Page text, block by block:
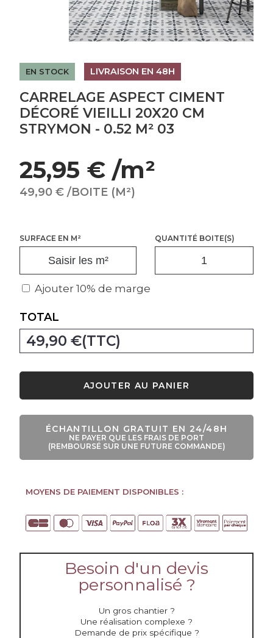
EN STOCK LIVRAISON EN 48H
CARRELAGE ASPECT CIMENT
DÉCORÉ VIEILLI 20X20 CM
STRYMON - 0.52 M² 03
25,95 € /m²
49,90 € /BOITE (M²)
SURFACE EN M² QUANTITÉ BOITE(S)
Ajouter 10% de marge
TOTAL
49,90 €(TTC)
AJOUTER AU PANIER
ÉCHANTILLON GRATUIT EN 24/48H
NE PAYER QUE LES FRAIS DE PORT
(REMBOURSÉ SUR UNE FUTURE COMMANDE)
MOYENS DE PAIEMENT DISPONIBLES :
Besoin d'un devis
personnalisé ?
Un gros chantier ?
Une réalisation complexe ?
Demande de prix spécifique ?